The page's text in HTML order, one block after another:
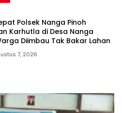
Polsek Nanga Pinoh
Karhutla di Desa Nanga
Diimbau Tak Bakar Lahan
7, 2026